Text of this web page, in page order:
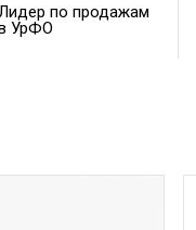
по продажам
УрФО